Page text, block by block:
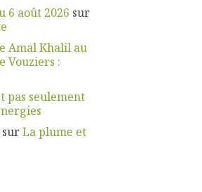
6 août 2026 sur
Amal Khalil au
Vouziers :
pas seulement
surLa plume et